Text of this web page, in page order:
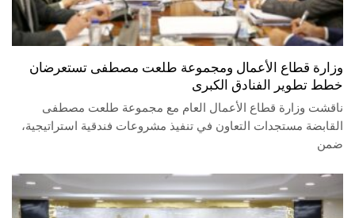
وزارة قطاع الأعمال ومجموعة طلعت مصطفى تستعرضان
خطط تطوير الفنادق الكبرى
ناقشت وزارة قطاع الأعمال العام مع مجموعة طلعت مصطفى
القابضة مستجدات التعاون في تنفيذ مشروعات فندقية استراتيجية،
ضمن